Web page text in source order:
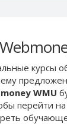
курсы
WMU
перейти